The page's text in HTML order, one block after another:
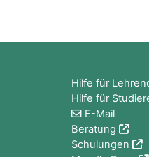
Hilfe für
Hilfe für
E-Mail
Beratung
Schulungen